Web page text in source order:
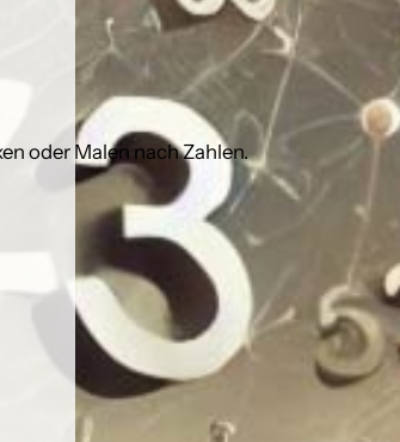
oder Malen nach Zahlen.